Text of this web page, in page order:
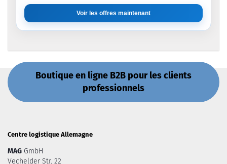
Voir les offres maintenant
Boutique en ligne B2B pour les clients
professionnels
Centre logistique Allemagne
MAG GmbH
Vechelder Str. 22